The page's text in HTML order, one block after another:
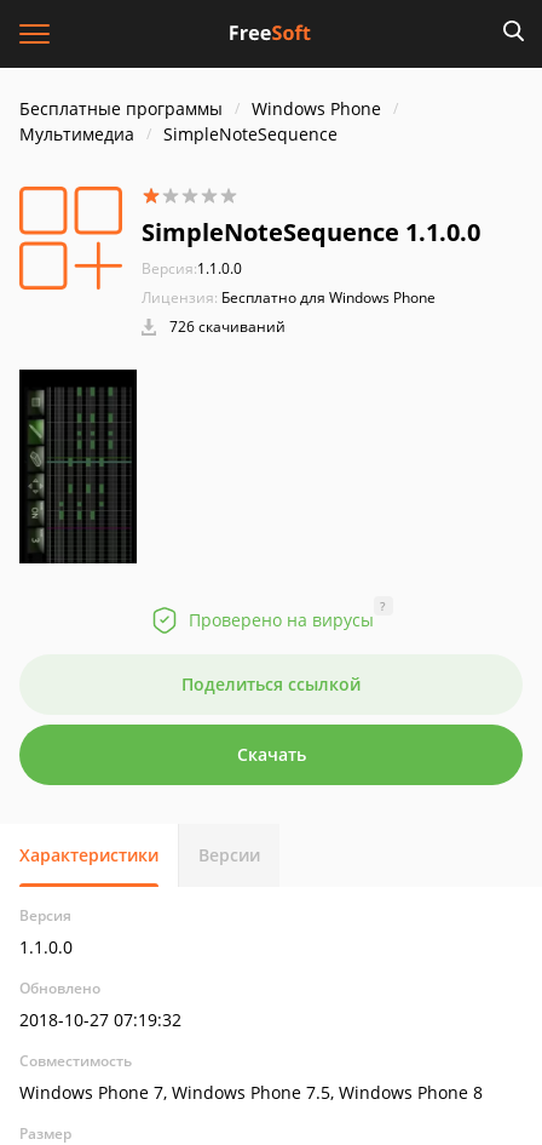
Бесплатные программы
Windows Phone
Мультимедиа
SimpleNoteSequence
SimpleNoteSequence 1.1.0.0
Версия:1.1.0.0
Лицензия: Бесплатно для Windows Phone
726 скачиваний
Проверено на вирусы
?
Поделиться ссылкой
Скачать
Характеристики Версии
Версия
1.1.0.0
Обновлено
2018-10-27 07:19:32
Совместимость
Windows Phone 7, Windows Phone 7.5, Windows Phone 8
Размер